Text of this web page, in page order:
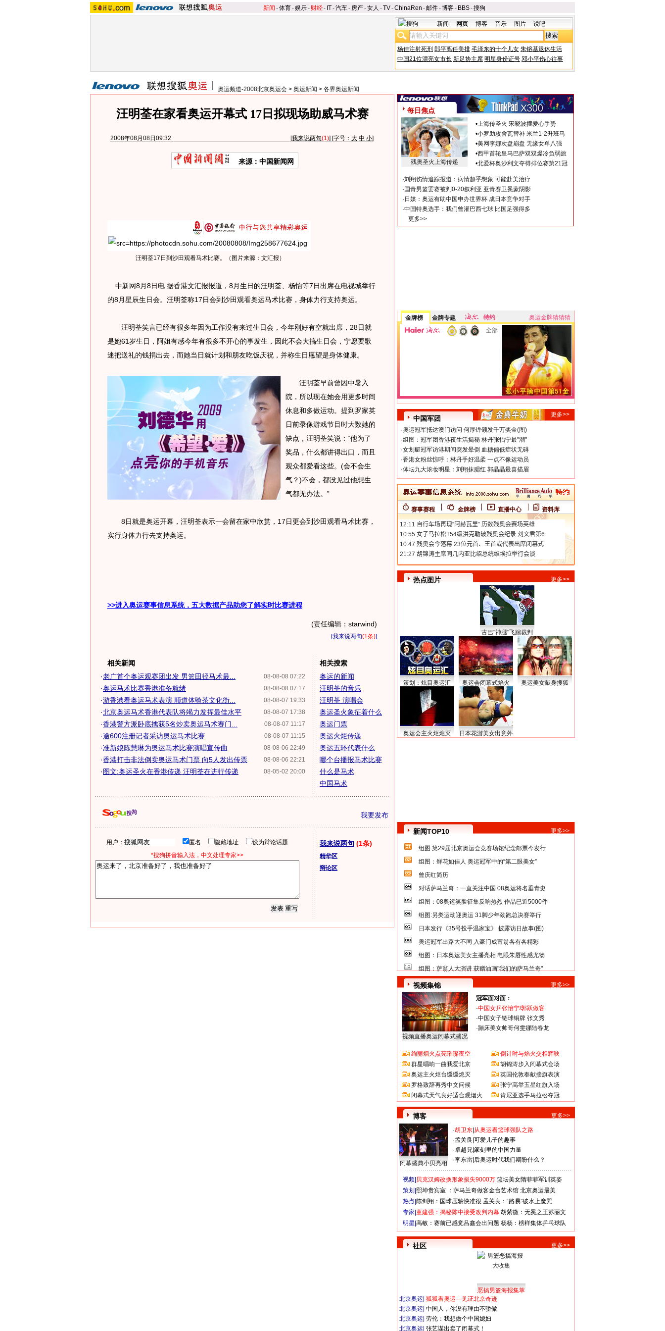
新闻 -体育-娱乐- 财经- IT-汽车- 房产-女人 -TV-ChinaRen -邮件-博客- BBS-搜狗
新闻 网页 博客 音乐 图片 说吧
杨佳注射死刑 郎平离任美排 毛泽东的十个儿女 朱镕基退休生活
中国21位漂亮女市长 新足协主席 明星身份证号 邓小平伤心往事
奥运频道-2008北京奥运会 > 奥运新闻 > 各界奥运新闻
汪明荃在家看奥运开幕式 17日拟现场助威马术赛
2008年08月08日09:32 [我来说两句(1)] [字号： 大 中 小]
来源：中国新闻网
汪明荃17日到沙田观看马术比赛。（图片来源：文汇报）
中新网8月8日电 据香港文汇报报道，8月生日的汪明荃、杨怡等7日出席在电视城举行
的8月星辰生日会。汪明荃称17日会到沙田观看奥运马术比赛，身体力行支持奥运。
汪明荃笑言已经有很多年因为工作没有来过生日会，今年刚好有空就出席，28日就
是她61岁生日，阿姐有感今年有很多不开心的事发生，因此不会大搞生日会，宁愿要歌
迷把送礼的钱捐出去，而她当日就计划和朋友吃饭庆祝，并称生日愿望是身体健康。
汪明荃早前曾因中暑入
院，所以现在她会用更多时间
休息和多做运动。提到罗家英
日前录像游戏节目时大数她的
缺点，汪明荃笑说：“他为了
奖品，什么都讲得出口，而且
观众都爱看这些。(会不会生
气？)不会，都没见过他想生
气都无办法。”
8日就是奥运开幕，汪明荃表示一会留在家中欣赏，17日更会到沙田观看马术比赛，
实行身体力行去支持奥运。
>>进入奥运赛事信息系统，五大数据产品助您了解实时比赛进程
(责任编辑：starwind)
[我来说两句(1条)]
相关新闻
08-08-08 07:22
·老广首个奥运观赛团出发 男篮田径马术最...
08-08-08 07:17
·奥运马术比赛香港准备就绪
08-08-07 19:33
·游香港看奥运马术表演 顺道体验茶文化街...
08-08-07 17:38
·北京奥运马术香港代表队将竭力发挥最佳水平
08-08-07 11:17
·香港警方派卧底擒获5名炒卖奥运马术赛门...
08-08-07 11:15
·逾600注册记者采访奥运马术比赛
08-08-06 22:49
·准新娘陈慧琳为奥运马术比赛演唱宣传曲
08-08-06 22:21
·香港打击非法倒卖奥运马术门票 向5人发出传票
08-05-02 20:00
·图文:奥运圣火在香港传递 汪明荃在进行传递
相关搜索
奥运的新闻
汪明荃的音乐
汪明荃 演唱会
奥运圣火象征着什么
奥运门票
奥运火炬传递
奥运五环代表什么
哪个台播报马术比赛
什么是马术
中国马术
我要发布
用户： 匿名 隐藏地址
设为辩论话题
*搜狗拼音输入法，中文处理专家>>
我来说两句 (1条)
精华区
辩论区
每日焦点
残奥圣火上海传递
•上海传圣火 宋晓波摆爱心手势
•小罗助攻舍瓦替补 米兰1-2升班马
•美网李娜次盘崩盘 无缘女单八强
•西甲首轮皇马巴萨双双爆冷负弱旅
•北爱杯奥沙利文夺得排位赛第21冠
·刘翔伤情追踪报道：病情超乎想象 可能赴美治疗
· 国青男篮罢赛被判0-20叙利亚 亚青赛卫冕蒙阴影
· 日媒：奥运有助中国申办世界杯 成日本竞争对手
·中国特奥选手：我们曾灌巴西七球 比国足强得多
更多>>
金牌榜 金牌专题 特约
奥运金牌猜猜猜
全部
中国军团
更多>>
·奥运冠军抵达澳门访问 何厚铧颁发千万奖金(图)
·组图：冠军团香港夜生活揭秘 林丹张怡宁最"潮"
·女划艇冠军访港期间突发晕倒 血糖偏低症状无碍
·香港女粉丝惊呼：林丹手好温柔 一点不像运动员
·体坛九大浓妆明星：刘翔抹腮红 郭晶晶最喜描眉
赛事赛程 金牌榜 直播中心 资料库
热点图片 更多>>
古巴"神腿"飞踹裁判
策划：炫目奥运汇 奥运会闭幕式焰火 奥运美女献身搜狐
奥运会主火炬熄灭 日本花游美女出意外
新闻TOP10 更多>>
组图:第29届北京奥运会竞赛场馆纪念邮票今发行
组图：鲜花如佳人 奥运冠军中的“第二眼美女”
曾庆红简历
对话萨马兰奇：一直关注中国 08奥运将名垂青史
组图：08奥运笑脸征集反响热烈 作品已近5000件
组图:另类运动迎奥运 31脚少年劲跑总决赛举行
日本发行《35号投手温家宝》 披露访日故事(图)
奥运冠军出路大不同 入豪门成富翁各有各精彩
组图：日本奥运美女主播亮相 电眼朱唇性感尤物
组图：萨翁人大演讲 获赠油画"我们的萨马兰奇"
视频集锦 更多>>
视频直播奥运闭幕式盛况
冠军面对面：
·中国女乒张怡宁/郭跃做客
·中国女子链球铜牌 张文秀
·蹦床美女帅哥何雯娜陆春龙
绚丽烟火点亮璀璨夜空
群星唱响一曲我爱北京
奥运主火炬台缓缓熄灭
罗格致辞再秀中文问候
闭幕式天气良好适合观烟火
倒计时与焰火交相辉映
胡锦涛步入闭幕式会场
英国伦敦奉献接旗表演
张宁高举五星红旗入场
肯尼亚选手马拉松夺冠
博客 更多>>
闭幕盛典小贝亮相
·胡卫东 从奥运看篮球强队之路
·孟关良 可爱儿子的趣事
·卓越兄 篆刻里的中国力量
·李东雷 后奥运时代我们期盼什么？
视频| 贝克汉姆改换形象损失9000万 篮坛美女隋菲菲军训英姿
策划| 熙坤贵宾室 ：萨马兰奇做客金台艺术馆 北京奥运最美
热点| 陈剑翔：国球压轴快准很 孟关良：“路易”破水上魔咒
专家| 童建强：揭秘陈中接受改判内幕 胡紫微：无冕之王苏丽文
明星| 高敏：赛前已感觉吕鑫会出问题 杨杨：榜样集体乒乓球队
社区 更多>>
恶搞男篮海报集萃
北京奥运 狐狐看奥运—见证北京奇迹
北京奥运 中国人，你没有理由不骄傲
北京奥运 劳伦：我想做个中国媳妇
北京奥运 张艺谋出卖了闭幕式！